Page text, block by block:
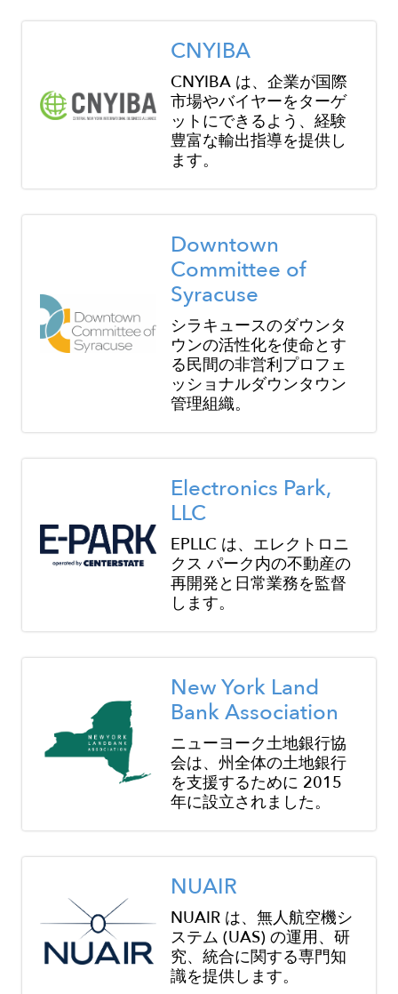
CNYIBA
CNYIBA は、企業が国際
市場やバイヤーをターゲ
ットにできるよう、経験
豊富な輸出指導を提供し
ます。
Downtown
Committee of
Syracuse
シラキュースのダウンタ
ウンの活性化を使命とす
る民間の非営利プロフェ
ッショナルダウンタウン
管理組織。
Electronics Park,
LLC
EPLLC は、エレクトロニ
クス パーク内の不動産の
再開発と日常業務を監督
します。
New York Land
Bank Association
ニューヨーク土地銀行協
会は、州全体の土地銀行
を支援するために 2015
年に設立されました。
NUAIR
NUAIR は、無人航空機シ
ステム (UAS) の運用、研
究、統合に関する専門知
識を提供します。